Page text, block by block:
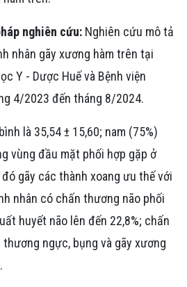
nghiên cứu: Nghiên cứu mô tả
nhân gãy xương hàm trên tại
Y - Dược Huế và Bệnh viện
4/2023 đến tháng 8/2024.
là 35,54 ± 15,60; nam (75%)
vùng đầu mặt phối hợp gặp ở
gãy các thành xoang ưu thế với
nhân có chấn thương não phối
huyết não lên đến 22,8%; chấn
ngực, bụng và gãy xương